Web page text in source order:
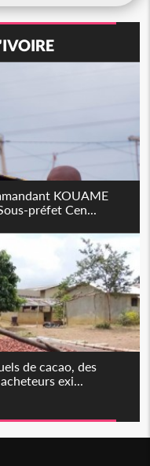
KOUAME
préfet Cen...
de cacao, des
exi...